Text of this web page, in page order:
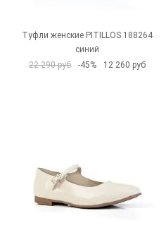
Туфли женские PITILLOS 188264
синий
22 290 руб
-45% 12 260 руб